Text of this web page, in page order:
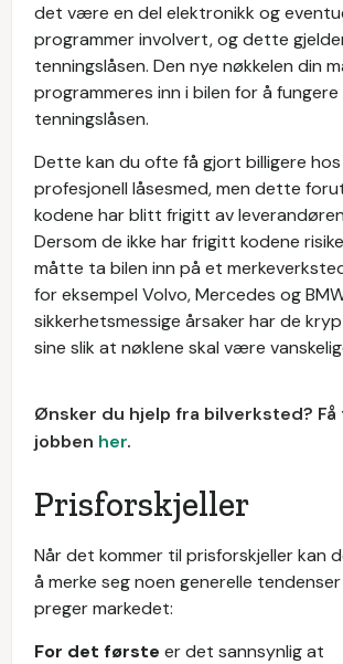
det være en del elektronikk og
programmer involvert, og dette
tenningslåsen. Den nye nøkkelen din
programmeres inn i bilen for å
tenningslåsen.
Dette kan du ofte få gjort billigere hos
profesjonell låsesmed, men dette
kodene har blitt frigitt av
Dersom de ikke har frigitt kodene
måtte ta bilen inn på et
for eksempel Volvo, Mercedes og
sikkerhetsmessige årsaker har de
sine slik at nøklene skal være
Ønsker du hjelp fra bilverksted? Få
jobben her.
Prisforskjeller
Når det kommer til prisforskjeller kan
å merke seg noen generelle
preger markedet:
For det første er det sannsynlig at